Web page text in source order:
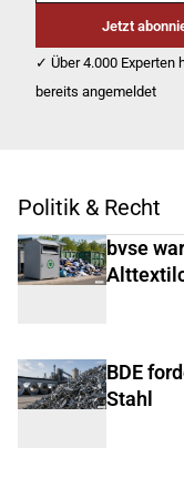
Jetzt
✓ Über 4.000 Experten
bereits angemeldet
Politik & Recht
bvse
BDE
Stahl